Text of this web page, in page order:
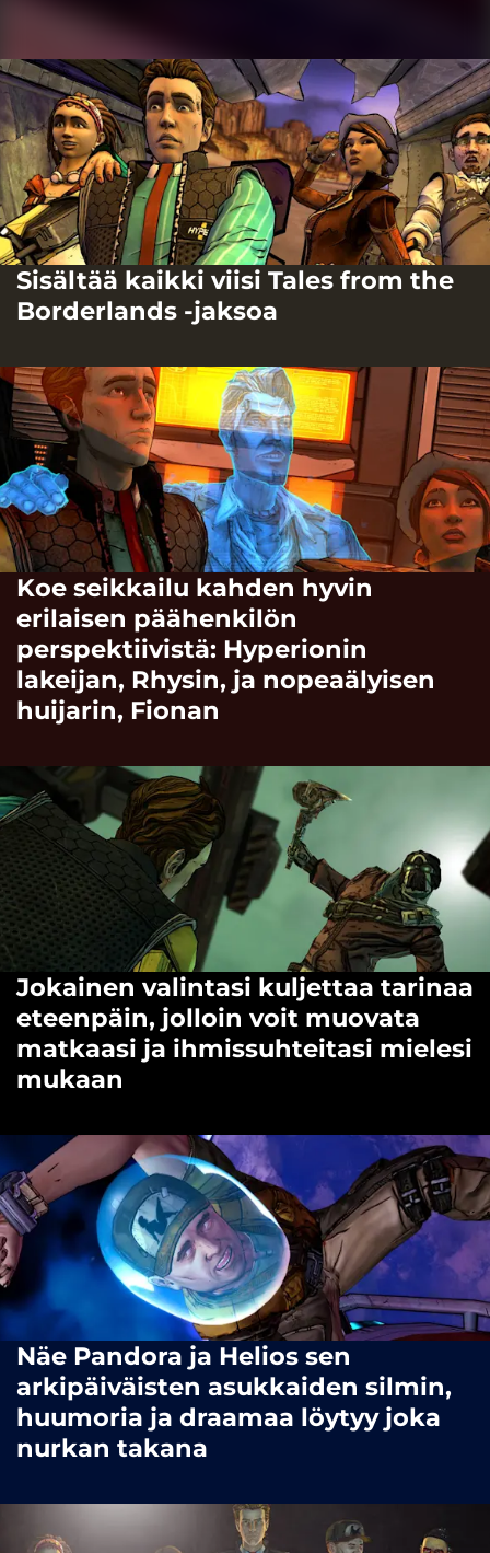
Sisältää kaikki viisi Tales from the
Borderlands -jaksoa
Koe seikkailu kahden hyvin
erilaisen päähenkilön
perspektiivistä: Hyperionin
lakeijan, Rhysin, ja nopeaälyisen
huijarin, Fionan
Jokainen valintasi kuljettaa tarinaa
eteenpäin, jolloin voit muovata
matkaasi ja ihmissuhteitasi mielesi
mukaan
Näe Pandora ja Helios sen
arkipäiväisten asukkaiden silmin,
huumoria ja draamaa löytyy joka
nurkan takana